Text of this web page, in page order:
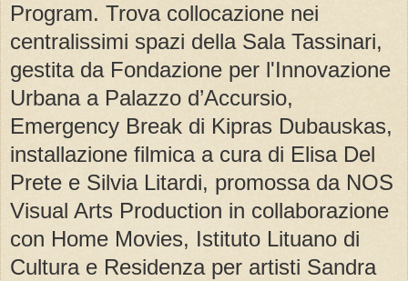
Program. Trova collocazione nei
centralissimi spazi della Sala Tassinari,
gestita da Fondazione per l'Innovazione
Urbana a Palazzo d’Accursio,
Emergency Break di Kipras Dubauskas,
installazione filmica a cura di Elisa Del
Prete e Silvia Litardi, promossa da NOS
Visual Arts Production in collaborazione
con Home Movies, Istituto Lituano di
Cultura e Residenza per artisti Sandra